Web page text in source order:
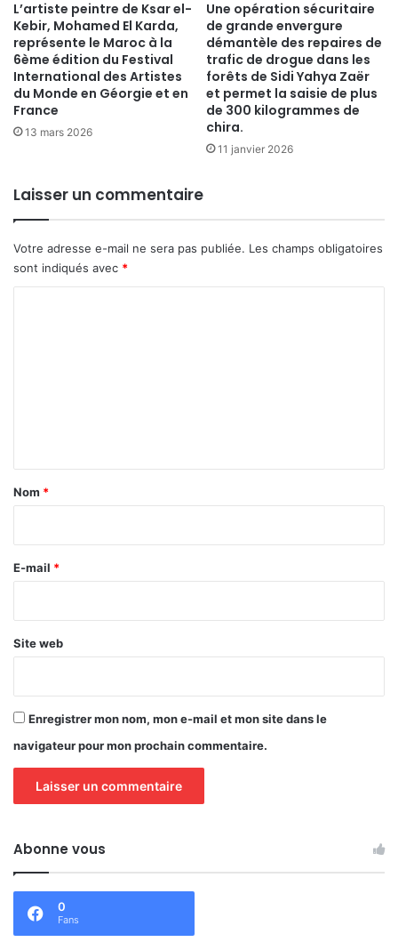
​L’artiste peintre de Ksar el-
Kebir, Mohamed El Karda,
représente le Maroc à la
6ème édition du Festival
International des Artistes
du Monde en Géorgie et en
France
13 mars 2026
Une opération sécuritaire
de grande envergure
démantèle des repaires de
trafic de drogue dans les
forêts de Sidi Yahya Zaër
et permet la saisie de plus
de 300 kilogrammes de
chira.
11 janvier 2026
Laisser un commentaire
Votre adresse e-mail ne sera pas publiée. Les champs obligatoires
sont indiqués avec *
a
e
Nom *
E-mail *
Site web
Enregistrer mon nom, mon e-mail et mon site dans le
navigateur pour mon prochain commentaire.
Abonne vous
0
Fans